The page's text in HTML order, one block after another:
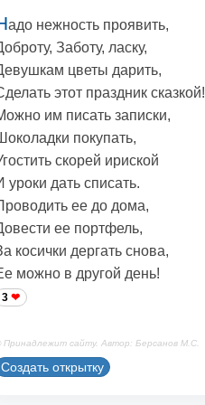
адо нежность проявить,
Заботу, ласку,
цветы дарить,
этот праздник сказкой!
им писать записки,
покупать,
скорей ириской
уроки дать списать.
ее до дома,
ее портфель,
косички дергать снова,
можно в другой день!
3
Принадлежит сайту. Автор: Берсанов М.С.
Создать открытку